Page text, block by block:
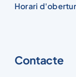
Horari
Contacte